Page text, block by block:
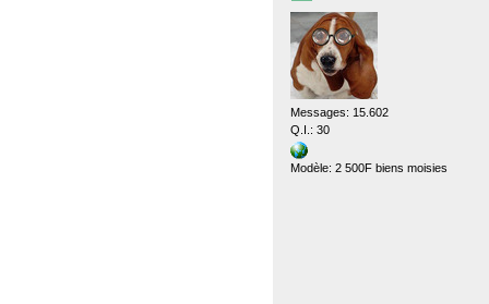
Messages: 15.602
Q.I.: 30
Modèle: 2 500F biens moisies